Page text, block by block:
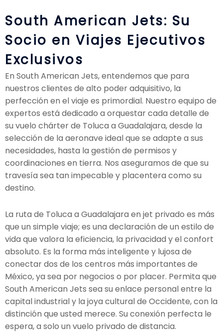
South American Jets: Su
Socio en Viajes Ejecutivos
Exclusivos
En South American Jets, entendemos que para
nuestros clientes de alto poder adquisitivo, la
perfección en el viaje es primordial. Nuestro equipo de
expertos está dedicado a orquestar cada detalle de
su vuelo chárter de Toluca a Guadalajara, desde la
selección de la aeronave ideal que se adapte a sus
necesidades, hasta la gestión de permisos y
coordinaciones en tierra. Nos aseguramos de que su
travesía sea tan impecable y placentera como su
destino.
La ruta de Toluca a Guadalajara en jet privado es más
que un simple viaje; es una declaración de un estilo de
vida que valora la eficiencia, la privacidad y el confort
absoluto. Es la forma más inteligente y lujosa de
conectar dos de los centros más importantes de
México, ya sea por negocios o por placer. Permita que
South American Jets sea su enlace personal entre la
capital industrial y la joya cultural de Occidente, con la
distinción que usted merece. Su conexión perfecta le
espera, a solo un vuelo privado de distancia.